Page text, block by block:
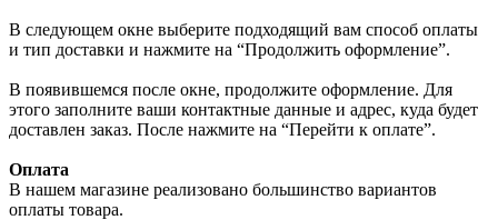
В следующем окне выберите подходящий вам способ оплаты
и тип доставки и нажмите на “Продолжить оформление”.
В появившемся после окне, продолжите оформление. Для
этого заполните ваши контактные данные и адрес, куда будет
доставлен заказ. После нажмите на “Перейти к оплате”.
Оплата
В нашем магазине реализовано большинство вариантов
оплаты товара.